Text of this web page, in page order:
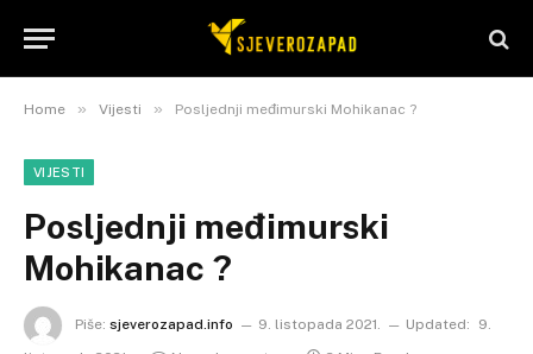
Home » Vijesti » Posljednji međimurski Mohikanac ?
VIJESTI
Posljednji međimurski
Mohikanac ?
Piše: sjeverozapad.info 9. listopada 2021. Updated:
9.